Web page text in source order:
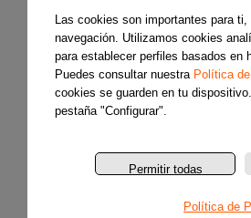
Las cookies son importantes para
navegación. Utilizamos cookies
para establecer perfiles basados en
Puedes consultar nuestra Política
cookies se guarden en tu
pestaña "Configurar".
Permitir todas
Política de